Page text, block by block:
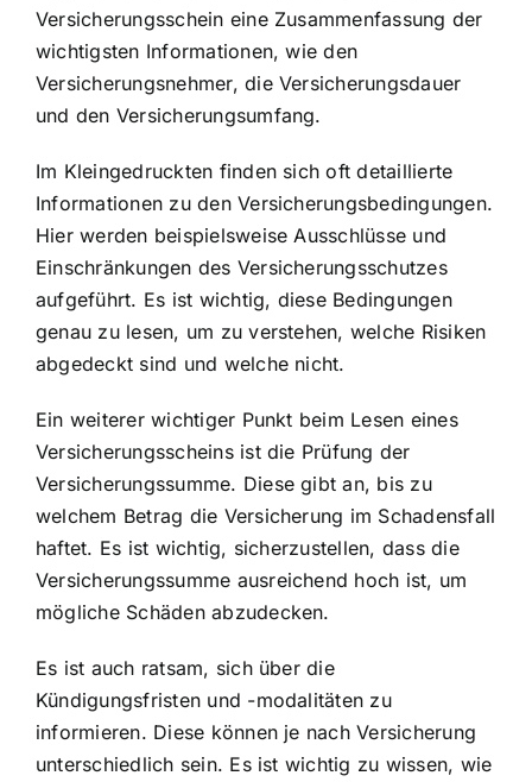
Versicherungsschein eine Zusammenfassung der
wichtigsten Informationen, wie den
Versicherungsnehmer, die Versicherungsdauer
und den Versicherungsumfang.
Im Kleingedruckten finden sich oft detaillierte
Informationen zu den Versicherungsbedingungen.
Hier werden beispielsweise Ausschlüsse und
Einschränkungen des Versicherungsschutzes
aufgeführt. Es ist wichtig, diese Bedingungen
genau zu lesen, um zu verstehen, welche Risiken
abgedeckt sind und welche nicht.
Ein weiterer wichtiger Punkt beim Lesen eines
Versicherungsscheins ist die Prüfung der
Versicherungssumme. Diese gibt an, bis zu
welchem Betrag die Versicherung im Schadensfall
haftet. Es ist wichtig, sicherzustellen, dass die
Versicherungssumme ausreichend hoch ist, um
mögliche Schäden abzudecken.
Es ist auch ratsam, sich über die
Kündigungsfristen und -modalitäten zu
informieren. Diese können je nach Versicherung
unterschiedlich sein. Es ist wichtig zu wissen, wie